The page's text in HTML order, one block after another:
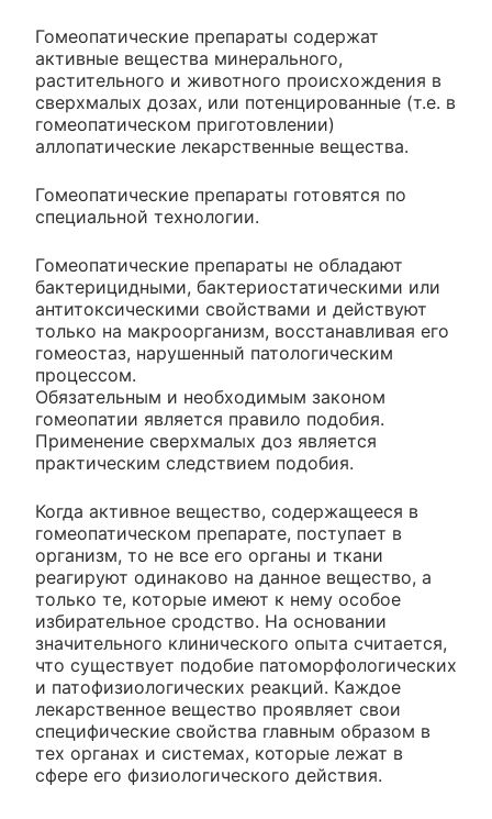
Гомеопатические препараты содержат
активные вещества минерального,
растительного и животного происхождения в
сверхмалых дозах, или потенцированные (т.е. в
гомеопатическом приготовлении)
аллопатические лекарственные вещества.
Гомеопатические препараты готовятся по
специальной технологии.
Гомеопатические препараты не обладают
бактерицидными, бактериостатическими или
антитоксическими свойствами и действуют
только на макроорганизм, восстанавливая его
гомеостаз, нарушенный патологическим
процессом.
Обязательным и необходимым законом
гомеопатии является правило подобия.
Применение сверхмалых доз является
практическим следствием подобия.
Когда активное вещество, содержащееся в
гомеопатическом препарате, поступает в
организм, то не все его органы и ткани
реагируют одинаково на данное вещество, а
только те, которые имеют к нему особое
избирательное сродство. На основании
значительного клинического опыта считается,
что существует подобие патоморфологических
и патофизиологических реакций. Каждое
лекарственное вещество проявляет свои
специфические свойства главным образом в
тех органах и системах, которые лежат в
сфере его физиологического действия.